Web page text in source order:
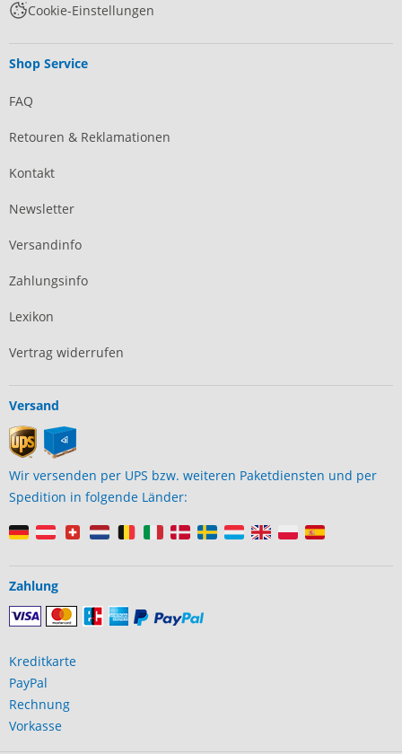
Cookie-Einstellungen
Shop Service
FAQ
Retouren & Reklamationen
Kontakt
Newsletter
Versandinfo
Zahlungsinfo
Lexikon
Vertrag widerrufen
Versand
Wir versenden per UPS bzw. weiteren Paketdiensten und per
Spedition in folgende Länder:
Zahlung
Kreditkarte
PayPal
Rechnung
Vorkasse